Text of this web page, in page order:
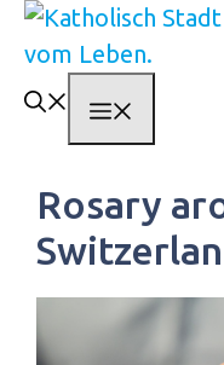
Springe
zum
Inhalt
Rosary